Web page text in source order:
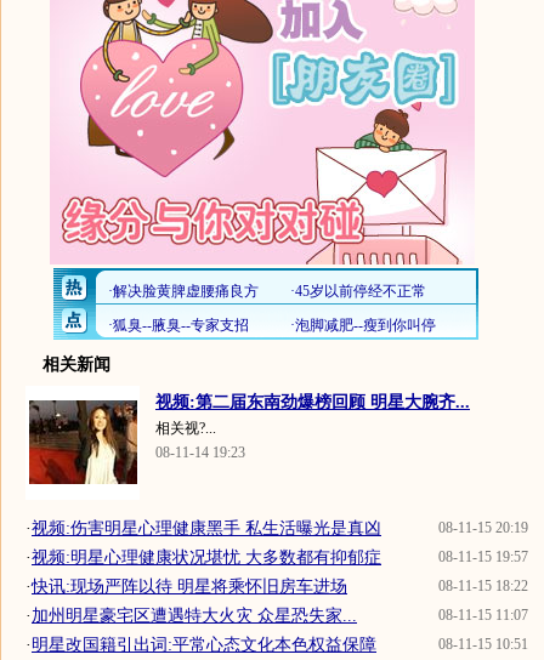
相关新闻
视频:第二届东南劲爆榜回顾 明星大腕齐...
相关视?...
08-11-14 19:23
08-11-15 20:19
·视频:伤害明星心理健康黑手 私生活曝光是真凶
08-11-15 19:57
·视频:明星心理健康状况堪忧 大多数都有抑郁症
08-11-15 18:22
·快讯:现场严阵以待 明星将乘怀旧房车进场
08-11-15 11:07
·加州明星豪宅区遭遇特大火灾 众星恐失家...
08-11-15 10:51
·明星改国籍引出词:平常心态文化本色权益保障